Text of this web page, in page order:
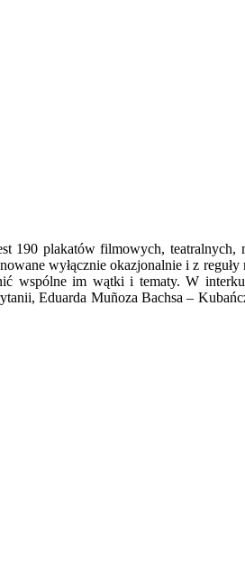
190 plakatów filmowych,
wyłącznie okazjonalnie i z
wspólne im wątki i tematy. W
Eduarda Muñoza Bachsa –